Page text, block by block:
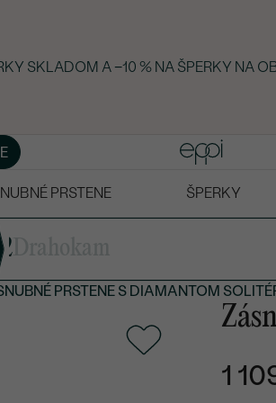
SKLADOM A −10 % NA ŠPERKY NA
PRSTENE ŠPERKY
2
PRSTENE S DIAMANTOM
1